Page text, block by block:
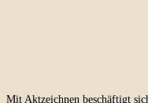
Mit Aktzeichnen beschäftigt